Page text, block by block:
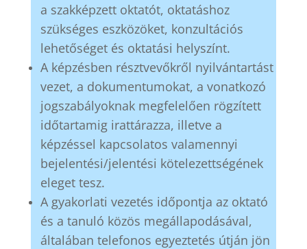
a szakképzett oktatót, oktatáshoz
szükséges eszközöket, konzultációs
lehetőséget és oktatási helyszínt.
A képzésben résztvevőkről nyilvántartást
vezet, a dokumentumokat, a vonatkozó
jogszabályoknak megfelelően rögzített
időtartamig irattárazza, illetve a
képzéssel kapcsolatos valamennyi
bejelentési/jelentési kötelezettségének
eleget tesz.
A gyakorlati vezetés időpontja az oktató
és a tanuló közös megállapodásával,
általában telefonos egyeztetés útján jön